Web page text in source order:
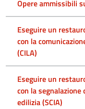
Opere ammissibili
Eseguire un
con la
(CILA)
Eseguire un
con la
edilizia (SCIA)